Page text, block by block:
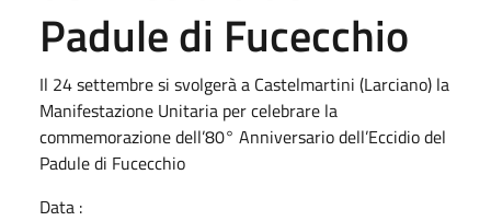
Padule di Fucecchio
Il 24 settembre si svolgerà a Castelmartini (Larciano) la
Manifestazione Unitaria per celebrare la
commemorazione dell’80° Anniversario dell’Eccidio del
Padule di Fucecchio
Data :